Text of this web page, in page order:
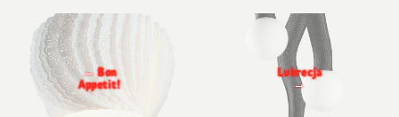
←Bon
Appetit!
Lukrecja
→